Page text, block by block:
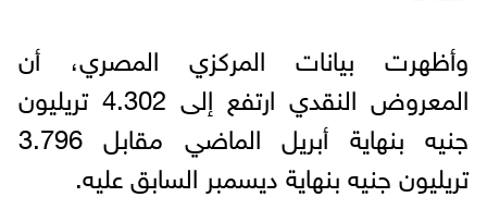
وأظهرت بيانات المركزي المصري، أن
المعروض النقدي ارتفع إلى 4.302 تريليون
جنيه بنهاية أبريل الماضي مقابل 3.796
تريليون جنيه بنهاية ديسمبر السابق عليه.